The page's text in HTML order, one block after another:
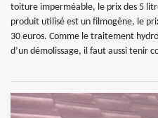
toiture imperméable, le prix des 5
produit utilisé est un filmogène, le
30 euros. Comme le traitement
d’un démolissage, il faut aussi tenir